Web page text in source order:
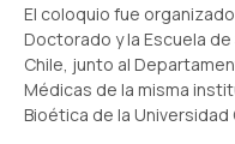
El coloquio fue
Doctorado y la Escuela
Chile, junto al
Médicas de la misma
Bioética de la Universidad